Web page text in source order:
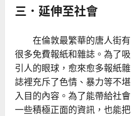
三．延伸至社會
在倫敦最繁華的唐人街有
很多免費報紙和雜誌。為了吸
引人的眼球，愈來愈多報紙雜
誌裡充斥了色情、暴力等不堪
入目的內容。為了能帶給社會
一些積極正面的資訊，也能把